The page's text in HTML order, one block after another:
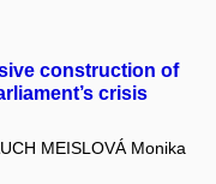
construction of
crisis
MEISLOVÁ Monika